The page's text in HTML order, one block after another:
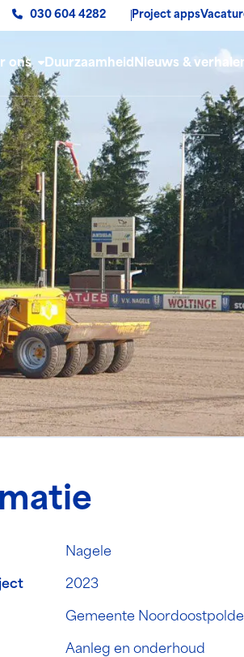
030 604 4282 Project apps
ons DuurzaamheidNieuws &
Nagele
2023
Gemeente
Aanleg en onderhoud